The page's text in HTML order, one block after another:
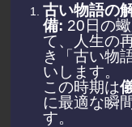
古い物語の
備: 20日の
て、人生の
き「古い物
いします。
この時期は
に最適な瞬
す。